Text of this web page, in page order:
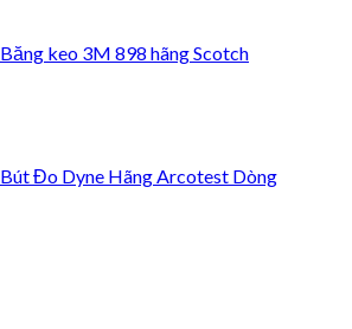
Băng keo 3M 898 hãng Scotch
Bút Đo Dyne Hãng Arcotest Dòng